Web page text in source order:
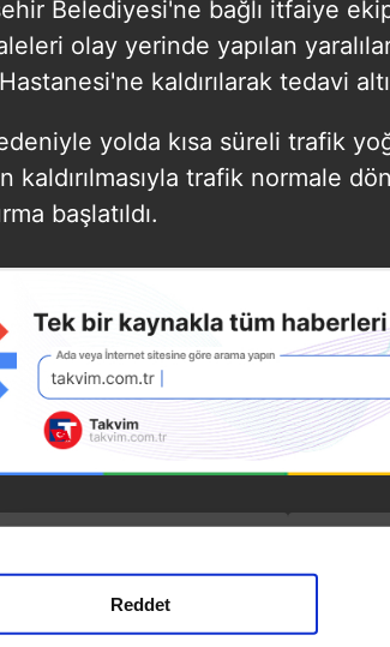
Reddet
Belediyesi'ne bağlı itfaiye
olay yerinde yapılan
kaldırılarak tedavi
yolda kısa süreli trafik
kaldırılmasıyla trafik normale
başlatıldı.
insanlık
dışı gasp!